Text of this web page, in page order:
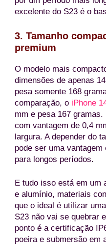
excelente do S23 é o
3. Tamanho
premium
O modelo mais
dimensões de apenas
pesa somente 168
comparação, o iPhone
mm e pesa 167
com vantagem de 0,4
largura. A depender do
pode ser uma
para longos períodos.
E tudo isso está em um
e alumínio, materiais
que o ideal é utilizar
S23 não vai se quebrar
ponto é a certificação
poeira e submersão em